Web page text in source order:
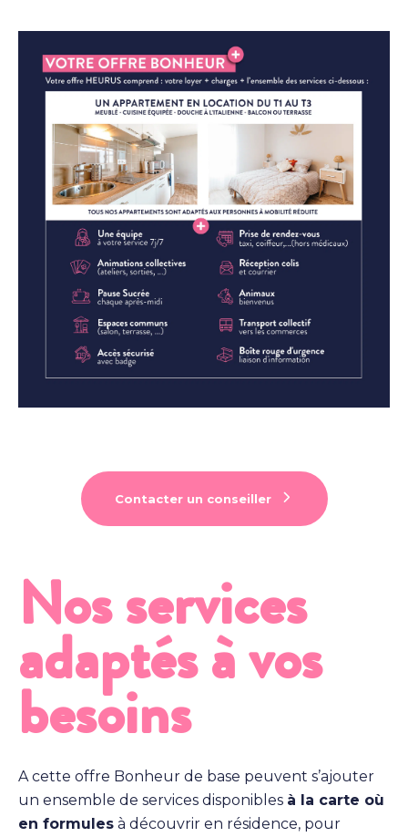
Contacter un conseiller
Nos services
adaptés à vos
besoins
A cette offre Bonheur de base peuvent s’ajouter
un ensemble de services disponibles à la carte où
en formules à découvrir en résidence, pour